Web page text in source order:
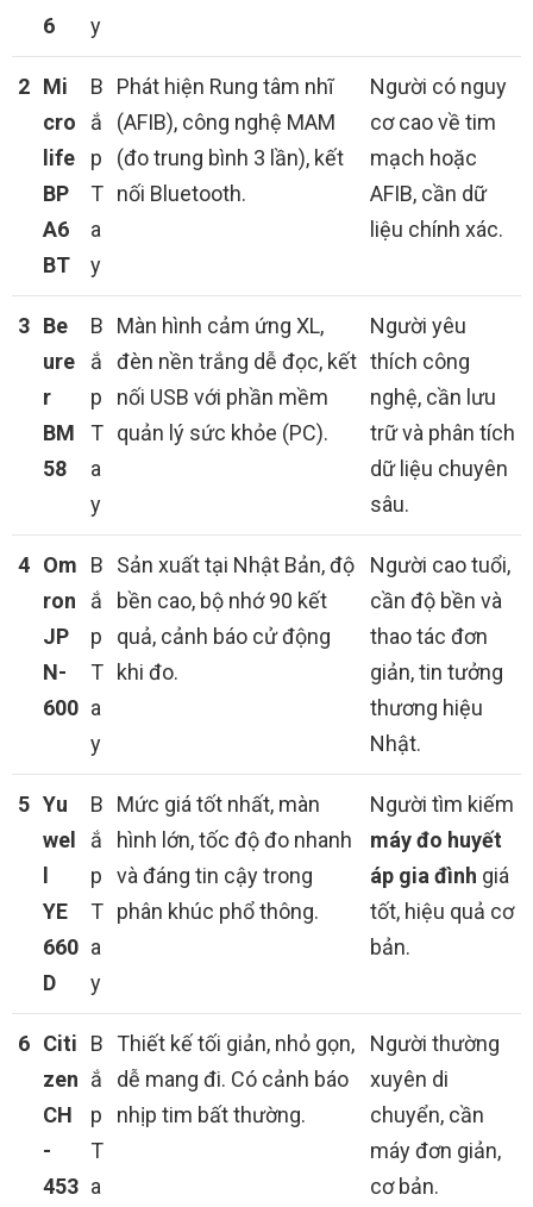
6
y
2 Mi
cro
life
BP
A6
BT
B
ắ
p
T
a
y
Phát hiện Rung tâm nhĩ
(AFIB), công nghệ MAM
(đo trung bình 3 lần), kết
nối Bluetooth.
Người có nguy
cơ cao về tim
mạch hoặc
AFIB, cần dữ
liệu chính xác.
3 Be
ure
r
BM
58
B
ắ
p
T
a
y
Màn hình cảm ứng XL,
đèn nền trắng dễ đọc, kết
nối USB với phần mềm
quản lý sức khỏe (PC).
Người yêu
thích công
nghệ, cần lưu
trữ và phân tích
dữ liệu chuyên
sâu.
4 Om
ron
JP
N-
600
B
ắ
p
T
a
y
Sản xuất tại Nhật Bản, độ
bền cao, bộ nhớ 90 kết
quả, cảnh báo cử động
khi đo.
Người cao tuổi,
cần độ bền và
thao tác đơn
giản, tin tưởng
thương hiệu
Nhật.
5 Yu
wel
l
YE
660
D
B
ắ
p
T
a
y
Mức giá tốt nhất, màn
hình lớn, tốc độ đo nhanh
và đáng tin cậy trong
phân khúc phổ thông.
Người tìm kiếm
máy đo huyết
áp gia đình giá
tốt, hiệu quả cơ
bản.
6 Citi
zen
CH
-
453
B
ắ
p
T
a
Thiết kế tối giản, nhỏ gọn,
dễ mang đi. Có cảnh báo
nhịp tim bất thường.
Người thường
xuyên di
chuyển, cần
máy đơn giản,
cơ bản.